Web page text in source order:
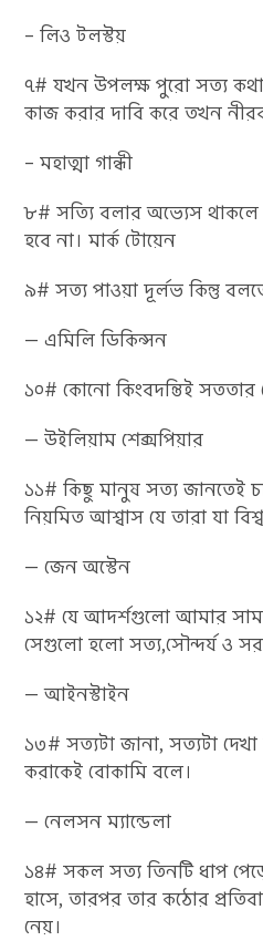
– লিও টলস্টয়
৭# যখন উপলক্ষ পুরো সত্য
কাজ করার দাবি করে তখন
– মহাত্মা গান্ধী
৮# সত্যি বলার অভ্যেস
হবে না। মার্ক টোয়েন
৯# সত্য পাওয়া দূর্লভ কিন্তু
— এমিলি ডিকিন্সন
১০# কোনো কিংবদন্তিই সততার
— উইলিয়াম শেক্সপিয়ার
১১# কিছু মানুষ সত্য জানতেই
নিয়মিত আশ্বাস যে তারা যা
— জেন অস্টেন
১২# যে আদর্শগুলো আমার
সেগুলো হলো সত্য,সৌন্দর্য ও
— আইনস্টাইন
১৩# সত্যটা জানা, সত্যটা দেখা
করাকেই বোকামি বলে।
— নেলসন ম্যান্ডেলা
১৪# সকল সত্য তিনটি ধাপ
হাসে, তারপর তার কঠোর
নেয়।